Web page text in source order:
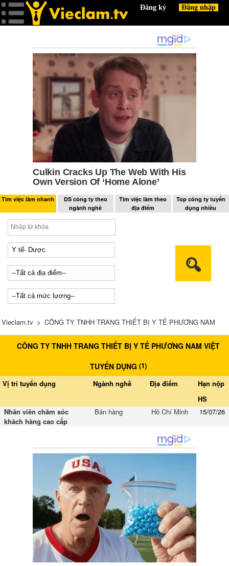
Tìm việc làm nhanh
DS công ty theo
ngành nghề
Tìm việc làm theo
địa điểm
Top công ty tuyển
dụng nhiều
Vieclam.tv > CÔNG TY TNHH TRANG THIẾT BỊ Y TẾ PHƯƠNG NAM
VIỆT tuyển dụng
CÔNG TY TNHH TRANG THIẾT BỊ Y TẾ PHƯƠNG NAM VIỆT
TUYỂN DỤNG (1)
Vị trí tuyển dụng
Ngành nghề Địa điểm
Hạn nộp
HS
Nhân viên chăm sóc
khách hàng cao cấp
Bán hàng Hồ Chí Minh 15/07/26